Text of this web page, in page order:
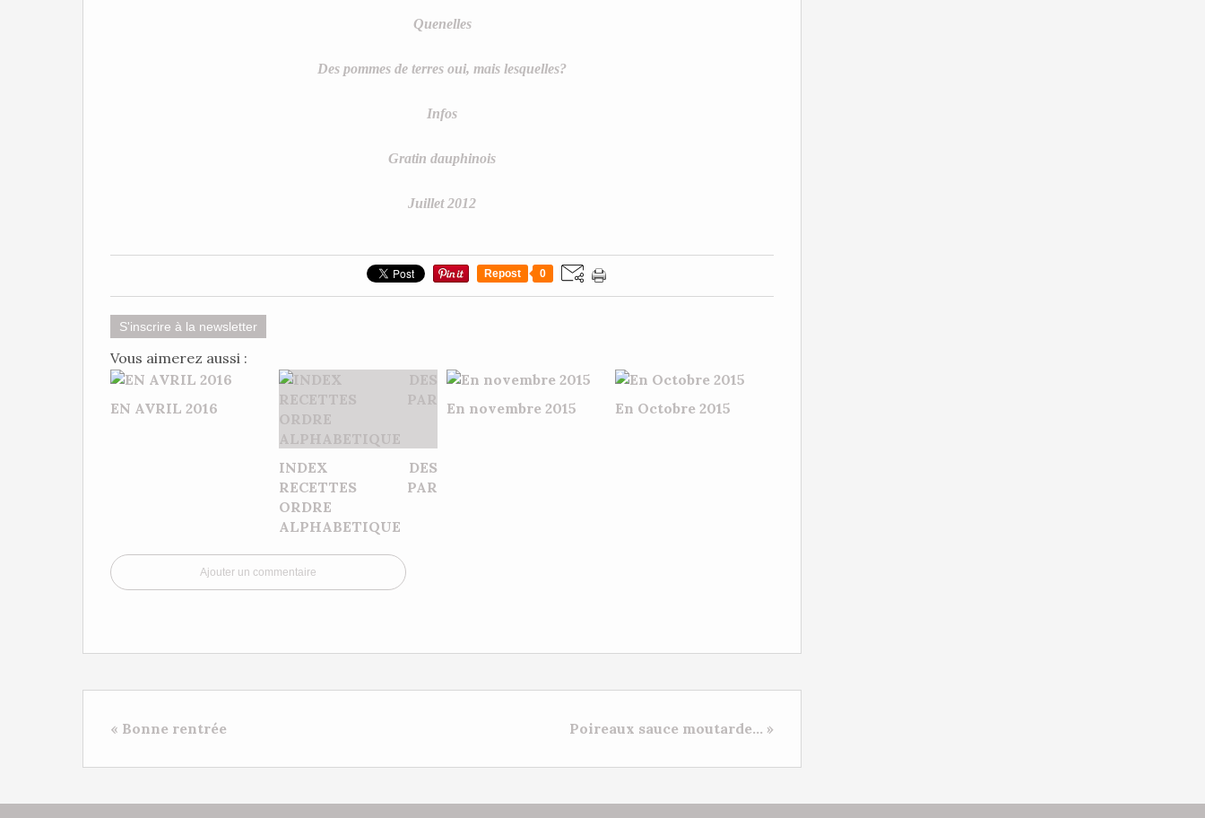
Quenelles
Des pommes de terres oui, mais lesquelles?
Infos
Gratin dauphinois
Juillet 2012
Repost 0
S'inscrire à la newsletter
Vous aimerez aussi :
EN AVRIL 2016
INDEX DES
RECETTES PAR
ORDRE
ALPHABETIQUE
En novembre 2015 En Octobre 2015
Ajouter un commentaire
« Bonne rentrée Poireaux sauce moutarde... »